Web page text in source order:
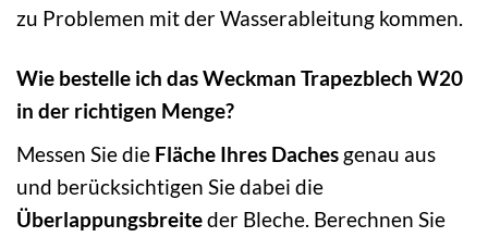
zu Problemen mit der Wasserableitung kommen.
Wie bestelle ich das Weckman Trapezblech W20
in der richtigen Menge?
Messen Sie die Fläche Ihres Daches genau aus
und berücksichtigen Sie dabei die
Überlappungsbreiteder Bleche. Berechnen Sie